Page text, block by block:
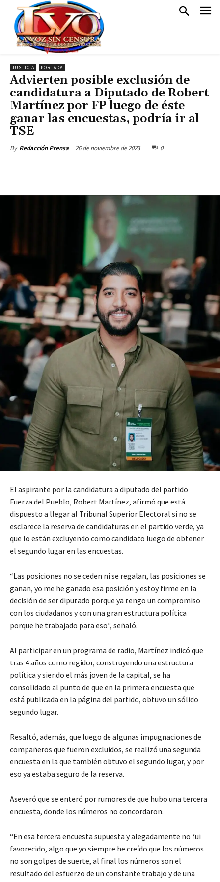
JUSTICIA PORTADA
Advierten posible exclusión de
candidatura a Diputado de Robert
Martínez por FP luego de éste
ganar las encuestas, podría ir al
TSE
By Redacción Prensa 26 de noviembre de 2023 0
El aspirante por la candidatura a diputado del partido
Fuerza del Pueblo, Robert Martínez, afirmó que está
dispuesto a llegar al Tribunal Superior Electoral si no se
esclarece la reserva de candidaturas en el partido verde, ya
que lo están excluyendo como candidato luego de obtener
el segundo lugar en las encuestas.
“Las posiciones no se ceden ni se regalan, las posiciones se
ganan, yo me he ganado esa posición y estoy firme en la
decisión de ser diputado porque ya tengo un compromiso
con los ciudadanos y con una gran estructura política
porque he trabajado para eso”, señaló.
Al participar en un programa de radio, Martínez indicó que
tras 4 años como regidor, construyendo una estructura
política y siendo el más joven de la capital, se ha
consolidado al punto de que en la primera encuesta que
está publicada en la página del partido, obtuvo un sólido
segundo lugar.
Resaltó, además, que luego de algunas impugnaciones de
compañeros que fueron excluidos, se realizó una segunda
encuesta en la que también obtuvo el segundo lugar, y por
eso ya estaba seguro de la reserva.
Aseveró que se enteró por rumores de que hubo una tercera
encuesta, donde los números no concordaron.
“En esa tercera encuesta supuesta y alegadamente no fui
favorecido, algo que yo siempre he creído que los números
no son golpes de suerte, al final los números son el
resultado del esfuerzo de un constante trabajo y de una